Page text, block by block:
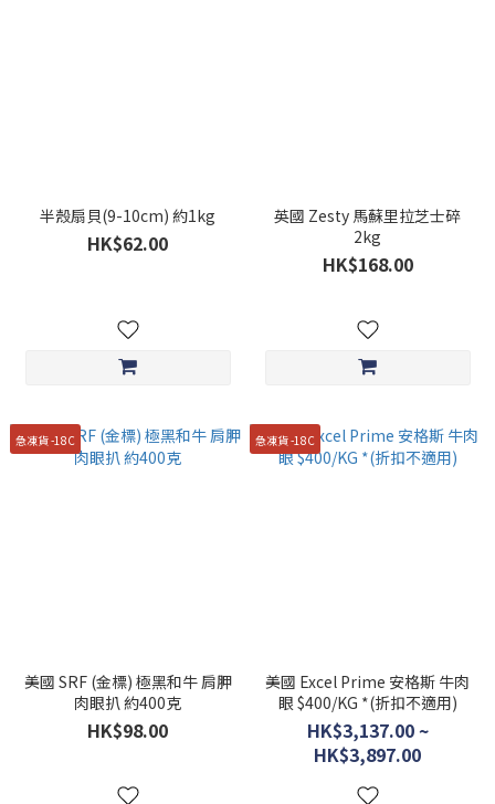
半殼扇貝(9-10cm) 約1kg
HK$62.00
英國 Zesty 馬蘇里拉芝士碎
2kg
HK$168.00
急凍貨 -18C
美國 SRF (金標) 極黑和牛 肩胛
肉眼扒 約400克
HK$98.00
急凍貨 -18C
美國 Excel Prime 安格斯 牛肉
眼 $400/KG *(折扣不適用)
HK$3,137.00 ~
HK$3,897.00